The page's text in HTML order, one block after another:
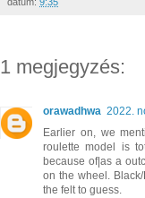
1 megjegyzés:
orawadhwa 2022.
Earlier on, we
roulette model is
because of|as a
on the wheel.
the felt to guess.